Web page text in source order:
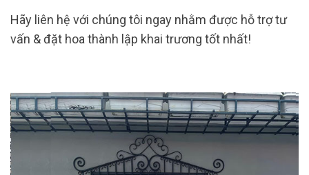
Hãy liên hệ với chúng tôi ngay nhằm được hỗ trợ tư
vấn & đặt hoa thành lập khai trương tốt nhất!